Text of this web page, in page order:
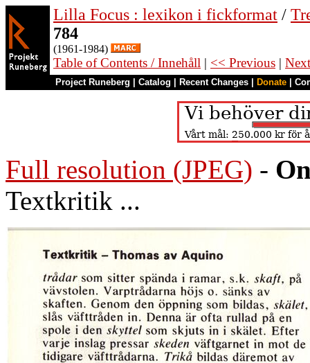
Lilla Focus : lexikon i fickformat /
784
(1961-1984)
Table of Contents / Innehåll | << Previous |
Project Runeberg Catalog Recent Changes Donate
Full resolution (JPEG) -
Textkritik ...